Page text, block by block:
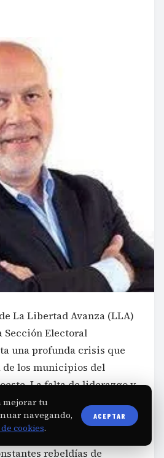
La Libertad Avanza (LLA)
Sección Electoral
una profunda crisis que
de los municipios del
La falta de liderazgo y
de cargos en
como PAMI y ANSES han
creciente dentro
rebeldías de
mejorar tu
navegando,
cookies.
ACEPTAR